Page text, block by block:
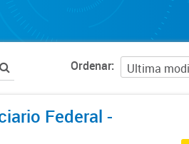
Ordenar
Federal -